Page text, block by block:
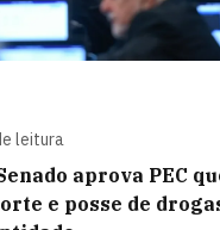
leitura
aprova PEC
e posse de